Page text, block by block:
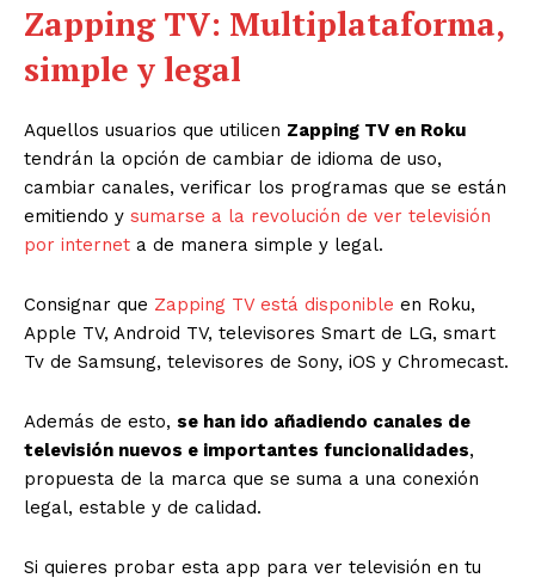
Zapping TV: Multiplataforma,
simple y legal
Aquellos usuarios que utilicen Zapping TV en Roku
tendrán la opción de cambiar de idioma de uso,
cambiar canales, verificar los programas que se están
emitiendo y sumarse a la revolución de ver televisión
por internet a de manera simple y legal.
Consignar que Zapping TV está disponible en Roku,
Apple TV, Android TV, televisores Smart de LG, smart
Tv de Samsung, televisores de Sony, iOS y Chromecast.
Además de esto, se han ido añadiendo canales de
televisión nuevos e importantes funcionalidades,
propuesta de la marca que se suma a una conexión
legal, estable y de calidad.
Si quieres probar esta app para ver televisión en tu